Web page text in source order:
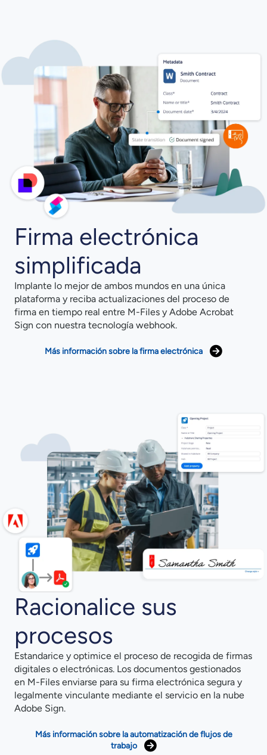
Firma electrónica
simplificada
Implante lo mejor de ambos mundos en una única
plataforma y reciba actualizaciones del proceso de
firma en tiempo real entre M-Files y Adobe Acrobat
Sign con nuestra tecnología webhook.
Más información sobre la firma electrónica
Racionalice sus
procesos
Estandarice y optimice el proceso de recogida de firmas
digitales o electrónicas. Los documentos gestionados
en M-Files enviarse para su firma electrónica segura y
legalmente vinculante mediante el servicio en la nube
Adobe Sign.
Más información sobre la automatización de flujos de
trabajo